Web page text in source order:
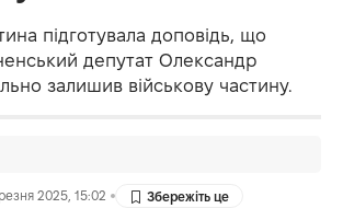
підготувала доповідь, що
депутат Олександр
залишив військову частину.
2025, 15:02